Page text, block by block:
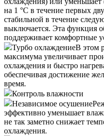
на 1 °С в течение первых
стабильной в течение
выключается. Эта функция
поддерживает комфортные
Турбо охлаждениеВ этом
максимума увеличивает
охлаждения и быстро
обеспечивая достижение
время.
Контроль влажности
Независимое осушение
эффективно уменьшает
не так заметно снижает
охлаждения.